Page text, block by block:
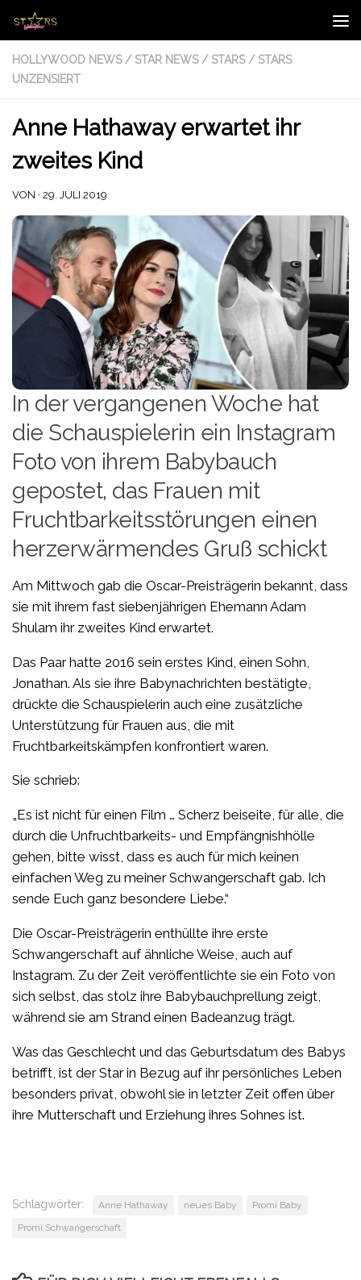
Zum Inhalt springen
HOLLYWOOD NEWS / STAR NEWS / STARS / STARS
UNZENSIERT
Anne Hathaway erwartet ihr
zweites Kind
VON · 29. JULI 2019
In der vergangenen Woche hat
die Schauspielerin ein Instagram
Foto von ihrem Babybauch
gepostet, das Frauen mit
Fruchtbarkeitsstörungen einen
herzerwärmendes Gruß schickt
Am Mittwoch gab die Oscar-Preisträgerin bekannt, dass
sie mit ihrem fast siebenjährigen Ehemann Adam
Shulam ihr zweites Kind erwartet.
Das Paar hatte 2016 sein erstes Kind, einen Sohn,
Jonathan. Als sie ihre Babynachrichten bestätigte,
drückte die Schauspielerin auch eine zusätzliche
Unterstützung für Frauen aus, die mit
Fruchtbarkeitskämpfen konfrontiert waren.
Sie schrieb:
„Es ist nicht für einen Film … Scherz beiseite, für alle, die
durch die Unfruchtbarkeits- und Empfängnishhölle
gehen, bitte wisst, dass es auch für mich keinen
einfachen Weg zu meiner Schwangerschaft gab. Ich
sende Euch ganz besondere Liebe.“
Die Oscar-Preisträgerin enthüllte ihre erste
Schwangerschaft auf ähnliche Weise, auch auf
Instagram. Zu der Zeit veröffentlichte sie ein Foto von
sich selbst, das stolz ihre Babybauchprellung zeigt,
während sie am Strand einen Badeanzug trägt.
Was das Geschlecht und das Geburtsdatum des Babys
betrifft, ist der Star in Bezug auf ihr persönliches Leben
besonders privat, obwohl sie in letzter Zeit offen über
ihre Mutterschaft und Erziehung ihres Sohnes ist.
Schlagwörter: Anne Hathaway neues Baby
Promi Baby
Promi Schwangerschaft